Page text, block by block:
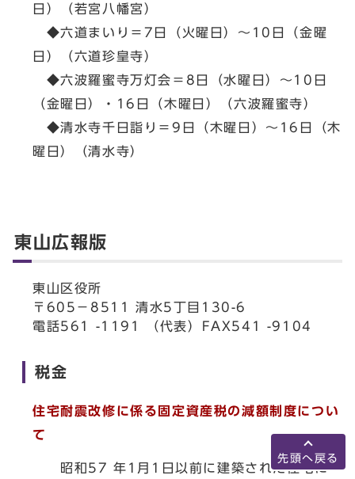
日）（若宮八幡宮）
◆六道まいり＝7日（火曜日）～10日（金曜
日）（六道珍皇寺）
◆六波羅蜜寺万灯会＝8日（水曜日）～10日
（金曜日）・16日（木曜日）（六波羅蜜寺）
◆清水寺千日詣り＝9日（木曜日）～16日（木
曜日）（清水寺）
東山広報版
東山区役所
〒605－8511 清水5丁目130-6
電話561 -1191 （代表）FAX541 -9104
税金
住宅耐震改修に係る固定資産税の減額制度につい
て
昭和57 年1月1日以前に建築された住宅に
先頭へ戻る